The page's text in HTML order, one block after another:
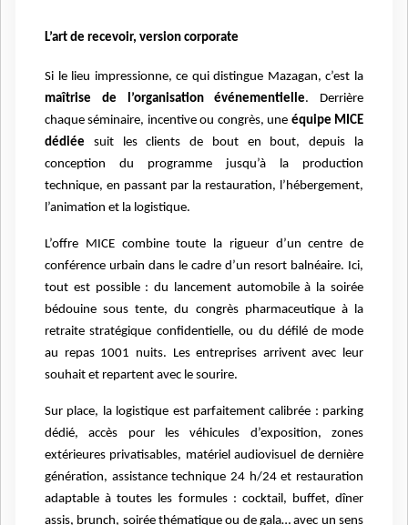
L’art de recevoir, version corporate
Si le lieu impressionne, ce qui distingue Mazagan, c’est la
maîtrise de l’organisation événementielle. Derrière
chaque séminaire, incentive ou congrès, une équipe MICE
dédiée suit les clients de bout en bout, depuis la
conception du programme jusqu’à la production
technique, en passant par la restauration, l’hébergement,
l’animation et la logistique.
L’offre MICE combine toute la rigueur d’un centre de
conférence urbain dans le cadre d’un resort balnéaire. Ici,
tout est possible : du lancement automobile à la soirée
bédouine sous tente, du congrès pharmaceutique à la
retraite stratégique confidentielle, ou du défilé de mode
au repas 1001 nuits. Les entreprises arrivent avec leur
souhait et repartent avec le sourire.
Sur place, la logistique est parfaitement calibrée : parking
dédié, accès pour les véhicules d’exposition, zones
extérieures privatisables, matériel audiovisuel de dernière
génération, assistance technique 24 h/24 et restauration
adaptable à toutes les formules : cocktail, buffet, dîner
assis, brunch, soirée thématique ou de gala… avec un sens